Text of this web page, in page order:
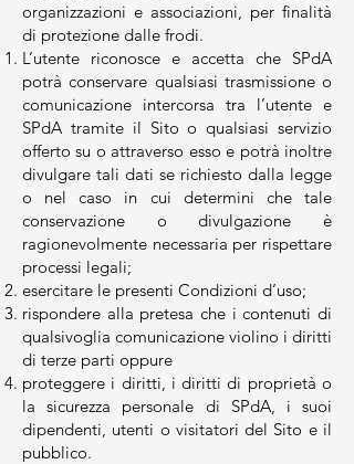
organizzazioni e associazioni, per finalità
di protezione dalle frodi.
L’utente riconosce e accetta che SPdA
potrà conservare qualsiasi trasmissione o
comunicazione intercorsa tra l’utente e
SPdA tramite il Sito o qualsiasi servizio
offerto su o attraverso esso e potrà inoltre
divulgare tali dati se richiesto dalla legge
o nel caso in cui determini che tale
conservazione o divulgazione è
ragionevolmente necessaria per rispettare
processi legali;
esercitare le presenti Condizioni d’uso;
rispondere alla pretesa che i contenuti di
qualsivoglia comunicazione violino i diritti
di terze parti oppure
proteggere i diritti, i diritti di proprietà o
la sicurezza personale di SPdA, i suoi
dipendenti, utenti o visitatori del Sito e il
pubblico.